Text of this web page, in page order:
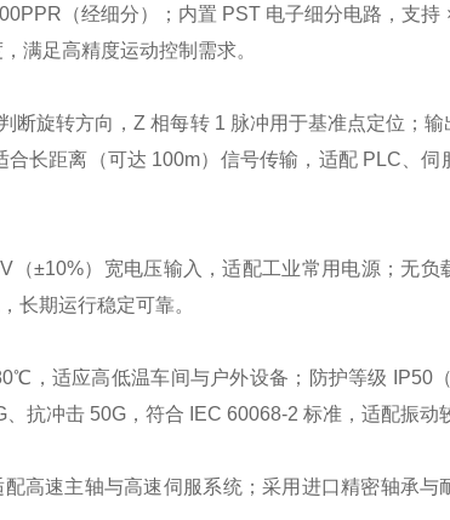
（经细分）；内置 PST 电子细分电路，支持
满足高精度运动控制需求。
断旋转方向，Z 相每转 1 脉冲用于基准点定位；
长距离（可达 100m）信号传输，适配 PLC、
（±10%）宽电压输入，适配工业常用电源；无负
长期运行稳定可靠。
，适应高低温车间与户外设备；防护等级 IP50
抗冲击 50G，符合 IEC 60068-2 标准，适配振动
高速主轴与高速伺服系统；采用进口精密轴承与